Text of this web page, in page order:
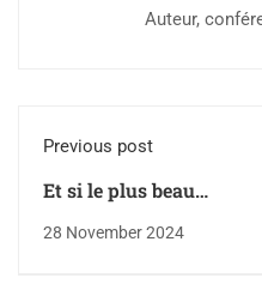
Auteur,
Previous post
Et si le plus beau
cadeau de Noël à
28 November 2024